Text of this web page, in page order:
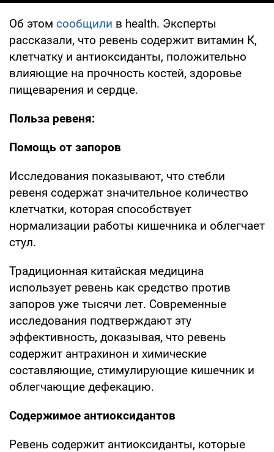
Об этом сообщили в health. Эксперты
рассказали, что ревень содержит витамин К,
клетчатку и антиоксиданты, положительно
влияющие на прочность костей, здоровье
пищеварения и сердце.
Польза ревеня:
Помощь от запоров
Исследования показывают, что стебли
ревеня содержат значительное количество
клетчатки, которая способствует
нормализации работы кишечника и облегчает
стул.
Традиционная китайская медицина
использует ревень как средство против
запоров уже тысячи лет. Современные
исследования подтверждают эту
эффективность, доказывая, что ревень
содержит антрахинон и химические
составляющие, стимулирующие кишечник и
облегчающие дефекацию.
Содержимое антиоксидантов
Ревень содержит антиоксиданты, которые